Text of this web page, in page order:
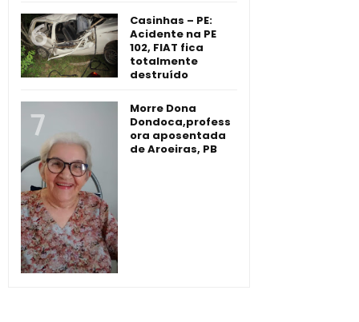
Casinhas – PE:
Acidente na PE
102, FIAT fica
totalmente
destruído
Morre Dona
Dondoca,profess
ora aposentada
de Aroeiras, PB